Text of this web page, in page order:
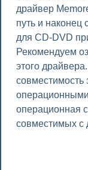
драйвер
путь и наконец
для CD-DVD
Рекомендуем
этого
совместимость
операционная
совместимых с